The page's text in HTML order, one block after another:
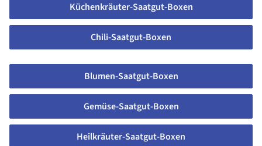
Küchenkräuter-Saatgut-Boxen
Chili-Saatgut-Boxen
Blumen-Saatgut-Boxen
Gemüse-Saatgut-Boxen
Heilkräuter-Saatgut-Boxen